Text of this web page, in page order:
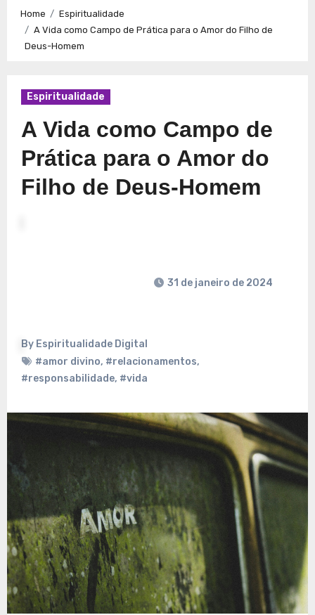
Caminhos para a Plenitude no Presente
Espiritualidade: Conexão e Significado no Presente
Home
Espiritualidade
A Vida como Campo de Prática para o Amor do Filho de
Deus-Homem
Espiritualidade
A Vida como Campo de
Prática para o Amor do
Filho de Deus-Homem
By Espiritualidade Digital
31 de janeiro de 2024
#amor divino, #relacionamentos,
#responsabilidade, #vida